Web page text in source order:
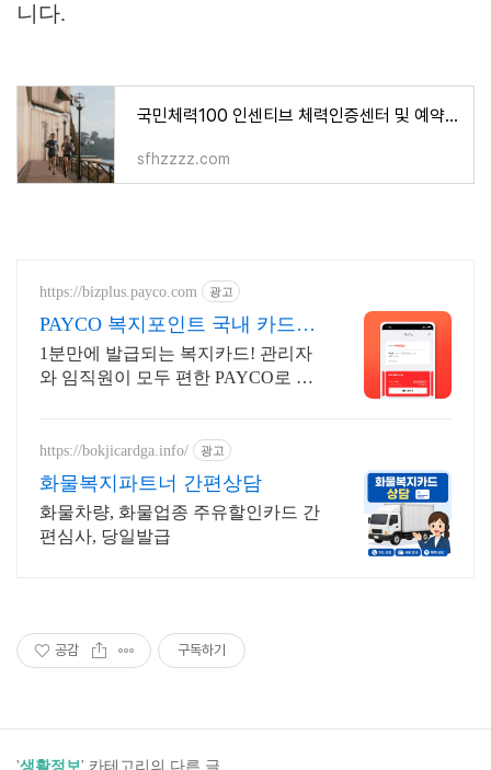
니다.
국민체력100 인센티브 체력인증센터 및 예약 방법 알아보기!
sfhzzzz.com
https://bizplus.payco.com 광고
PAYCO 복지포인트 국내 카드가
맹점 어디서나
1분만에 발급되는 복지카드! 관리자
와 임직원이 모두 편한 PAYCO로 복
https://bokjicardga.info/ 광고
화물복지파트너 간편상담
화물차량, 화물업종 주유할인카드 간
편심사, 당일발급
공감 구독하기
'생활정보' 카테고리의 다른 글